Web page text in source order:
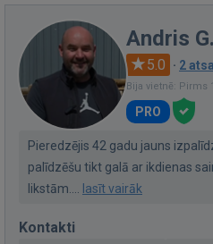
Andris G.
5.0 · 2
Bija vietnē: Pirms
PRO
Pieredzējis 42 gadu jauns
palīdzēšu tikt galā ar ikdienas
likstām....
lasīt vairāk
Kontakti